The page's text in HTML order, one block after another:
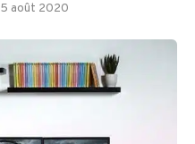
5 août 2020